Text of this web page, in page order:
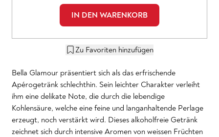
IN DEN WARENKORB
Zu Favoriten hinzufügen
Bella Glamour präsentiert sich als das erfrischende
Apérogetränk schlechthin. Sein leichter Charakter verleiht
ihm eine delikate Note, die durch die lebendige
Kohlensäure, welche eine feine und langanhaltende Perlage
erzeugt, noch verstärkt wird. Dieses alkoholfreie Getränk
zeichnet sich durch intensive Aromen von weissen Früchten